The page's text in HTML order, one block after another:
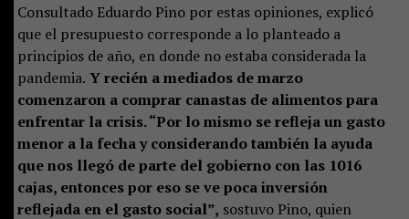
Consultado Eduardo Pino por estas opiniones, explicó
que el presupuesto corresponde a lo planteado a
principios de año, en donde no estaba considerada la
pandemia. Y recién a mediados de marzo
comenzaron a comprar canastas de alimentos para
enfrentar la crisis. “Por lo mismo se refleja un gasto
menor a la fecha y considerando también la ayuda
que nos llegó de parte del gobierno con las 1016
cajas, entonces por eso se ve poca inversión
reflejada en el gasto social”, sostuvo Pino, quien